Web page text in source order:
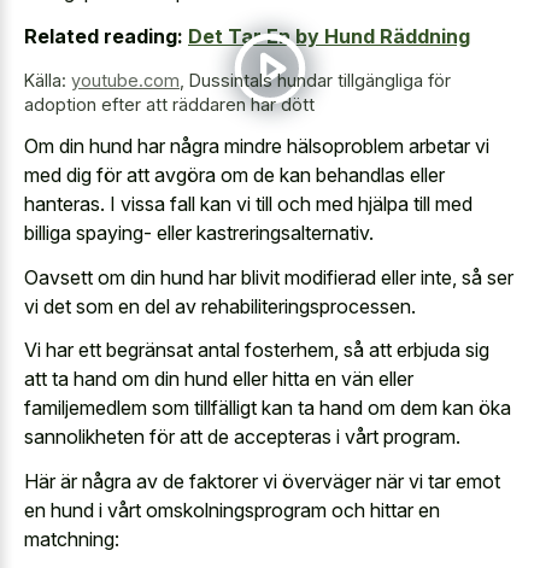
Related reading: Det Tar En by Hund Räddning
Källa: youtube.com Dussintals hundar tillgängliga för
adoption efter att räddaren har dött
Om din hund har några mindre hälsoproblem arbetar vi
med dig för att avgöra om de kan behandlas eller
hanteras. I vissa fall kan vi till och med hjälpa till med
billiga spaying- eller kastreringsalternativ.
Oavsett om din hund har blivit modifierad eller inte, så ser
vi det som en del av rehabiliteringsprocessen.
Vi har ett begränsat antal fosterhem, så att erbjuda sig
att ta hand om din hund eller hitta en vän eller
familjemedlem som tillfälligt kan ta hand om dem kan öka
sannolikheten för att de accepteras i vårt program.
Här är några av de faktorer vi överväger när vi tar emot
en hund i vårt omskolningsprogram och hittar en
matchning: